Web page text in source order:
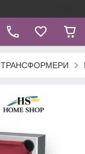
ТРАНСФОРМЕРИ